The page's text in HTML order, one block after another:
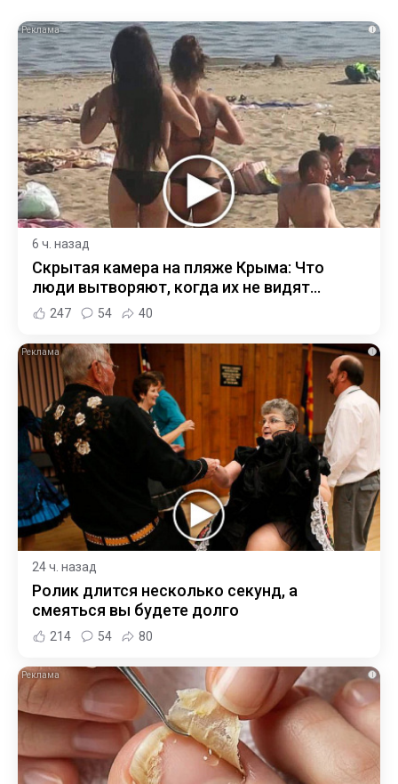
i
6 ч. назад
Скрытая камера на пляже Крыма: Что
люди вытворяют, когда их не видят...
247 54 40
i
24 ч. назад
Ролик длится несколько секунд, а
смеяться вы будете долго
214 54 80
i